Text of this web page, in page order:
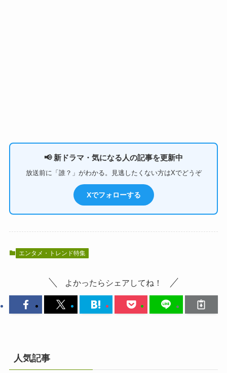
📢 新ドラマ・気になる人の記事を更新中
放送前に「誰？」がわかる。見逃したくない方はXでどうぞ
Xでフォローする
エンタメ・トレンド特集
よかったらシェアしてね！
人気記事